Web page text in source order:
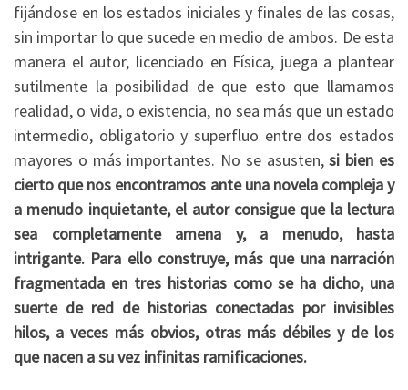
fijándose en los estados iniciales y finales de las cosas,
sin importar lo que sucede en medio de ambos. De esta
manera el autor, licenciado en Física, juega a plantear
sutilmente la posibilidad de que esto que llamamos
realidad, o vida, o existencia, no sea más que un estado
intermedio, obligatorio y superfluo entre dos estados
mayores o más importantes. No se asusten,si bien es
cierto que nos encontramos ante una novela compleja y
a menudo inquietante, el autor consigue que la lectura
sea completamente amena y, a menudo, hasta
intrigante. Para ello construye, más que una narración
fragmentada en tres historias como se ha dicho, una
suerte de red de historias conectadas por invisibles
hilos, a veces más obvios, otras más débiles y de los
que nacen a su vez infinitas ramificaciones.